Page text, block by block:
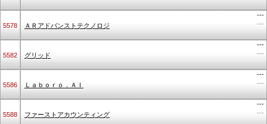
5578 ＡＲアドバンストテクノロジ
---
---
5582 グリッド
---
---
5586 Ｌａｂｏｒｏ．ＡＩ
---
---
5588 ファーストアカウンティング
---
---